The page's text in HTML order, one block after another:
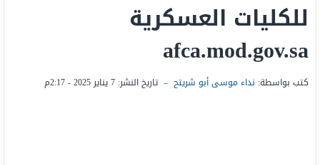
للكليات العسكرية
afca.mod.gov.sa
كتب بواسطة: نداء موسى أبو شريتح – تاريخ النشر: 7 يناير 2025 - 2:17م